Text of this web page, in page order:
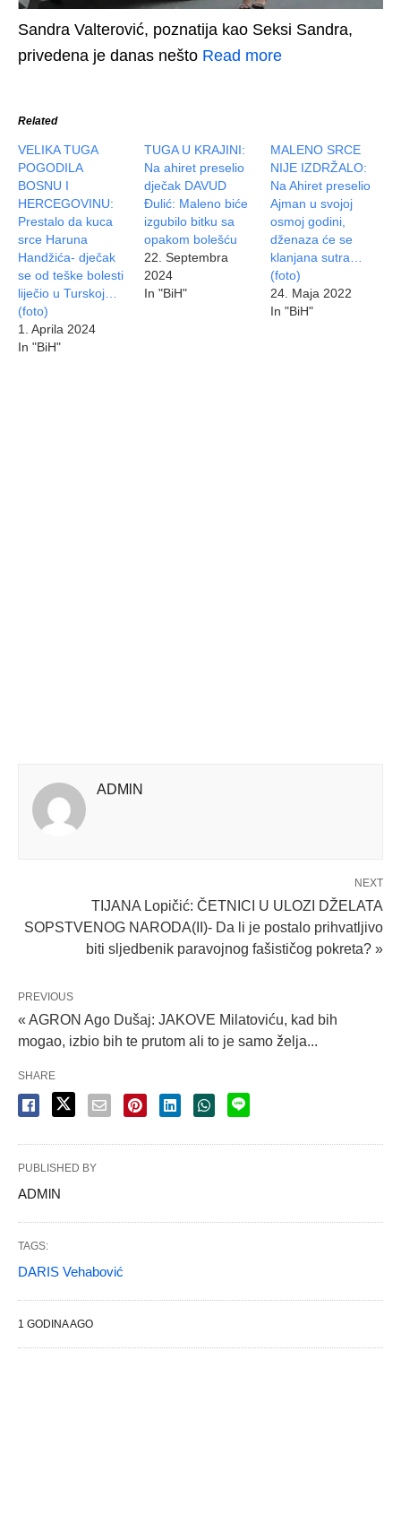
Sandra Valterović, poznatija kao Seksi Sandra,
privedena je danas nešto Read more
Related
VELIKA TUGA
POGODILA
BOSNU I
HERCEGOVINU:
Prestalo da kuca
srce Haruna
Handžića- dječak
se od teške bolesti
liječio u Turskoj…
(foto)
1. Aprila 2024
In "BiH"
TUGA U KRAJINI:
Na ahiret preselio
dječak DAVUD
Đulić: Maleno biće
izgubilo bitku sa
opakom bolešću
22. Septembra
2024
In "BiH"
MALENO SRCE
NIJE IZDRŽALO:
Na Ahiret preselio
Ajman u svojoj
osmoj godini,
dženaza će se
klanjana sutra…
(foto)
24. Maja 2022
In "BiH"
ADMlN
NEXT
TIJANA Lopičić: ČETNICI U ULOZI DŽELATA
SOPSTVENOG NARODA(II)- Da li je postalo prihvatljivo
biti sljedbenik paravojnog fašističog pokreta? »
PREVIOUS
« AGRON Ago Dušaj: JAKOVE Milatoviću, kad bih
mogao, izbio bih te prutom ali to je samo želja...
SHARE
PUBLISHED BY
ADMlN
TAGS:
DARIS Vehabović
1 GODINA AGO